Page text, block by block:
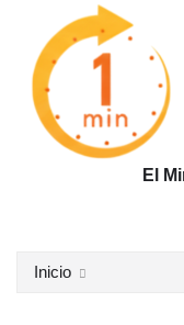
El
Inicio